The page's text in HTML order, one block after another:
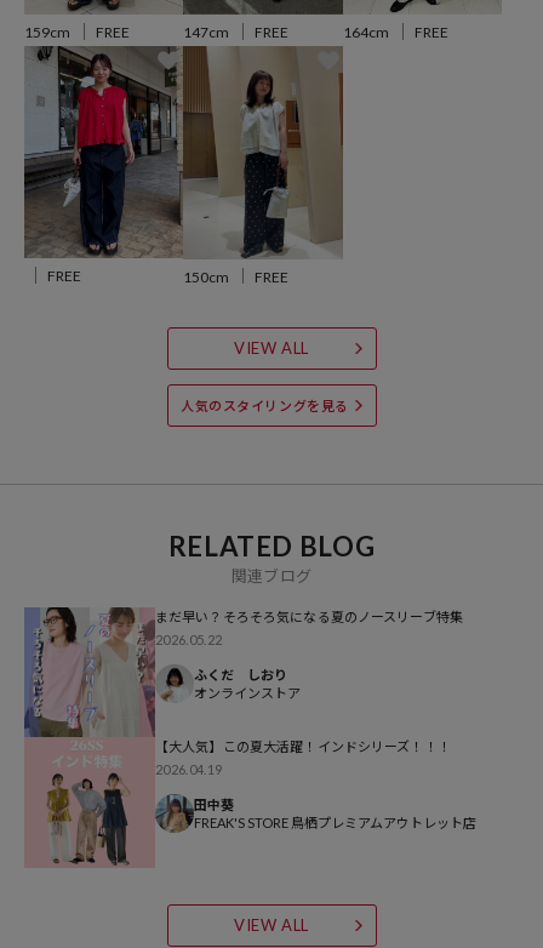
【サイト表記：タグ表記】
・オフホワイト：OFF
・ブラック：BLK
・レッド：RED
・ラベンダー：LILAC
※掲載画像の商品の色味は、屋外や屋内の光の照射や角度により実物
と色味が異なる場合がございます。また表示のサイズ感と実物は若干
異なる場合もございますので、予めご了承ください。
ンタグを必ずご確認下さい。
【FREAK'S STORE/フリークスストア】
「アメリカの豊かさとワクワク・ドキドキを日本に伝えたい」という
想いからスタート。
1986年の創業以来、洋服を中心に、カルチャーやアートなど自分たち
が本当に良いと思うものをセレクト。積極的に楽しむ生活体験者＝フ
リークとして、豊かなライフスタイルの楽しみ方をリアルに提案する
セレクトショップ。
159cm FREE 147cm FREE 164cm FREE
FREE 150cm FREE
VIEW ALL
人気のスタイリングを見る
RELATED BLOG
関連ブログ
まだ早い？そろそろ気になる夏のノースリーブ特集
2026.05.22
ふくだ しおり
オンラインストア
【大人気】この夏大活躍！インドシリーズ！！！
2026.04.19
田中葵
FREAK'S STORE 鳥栖プレミアムアウトレット店
VIEW ALL